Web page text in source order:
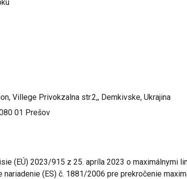
Villege Privokzalna str.2,, Demkivske, Ukrajina
01 Prešov
(EÚ) 2023/915 z 25. apríla 2023 o maximálnymi
(ES) č. 1881/2006 pre prekročenie